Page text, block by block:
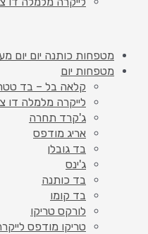
מטפחות כותנה יום יום מעוצבות
מטפחות יום
קלאה בל – בד טטרה
לייקרה מלמלה דו צדדי
ג'קרד תחרה
אריג מודפס
בד גובלן
ג'ינס
בד כותנה
בד קומו
לורקס טריקו
טריקו מודפס לייקרה